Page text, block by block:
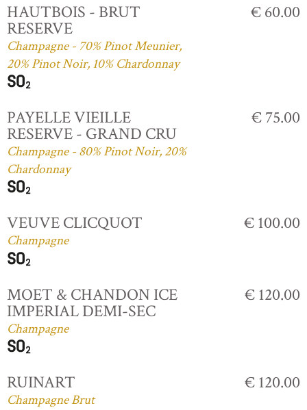
HAUTBOIS - BRUT
RESERVE
Champagne - 70% Pinot Meunier,
20% Pinot Noir, 10% Chardonnay
€ 60.00
PAYELLE VIEILLE
RESERVE - GRAND CRU
Champagne - 80% Pinot Noir, 20%
Chardonnay
€ 75.00
VEUVE CLICQUOT
Champagne
€ 100.00
MOET & CHANDON ICE
IMPERIAL DEMI-SEC
Champagne
€ 120.00
RUINART
Champagne Brut
€ 120.00